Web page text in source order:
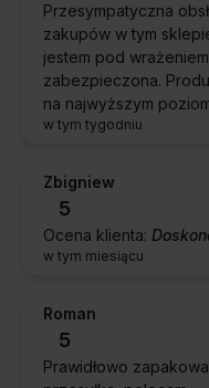
Przesympatyczna
zakupów w tym
jestem pod
zabezpieczona.
na najwyższym
w tym tygodniu
Zbigniew
5
Ocena klienta:
w tym miesiącu
Roman
5
Prawidłowo